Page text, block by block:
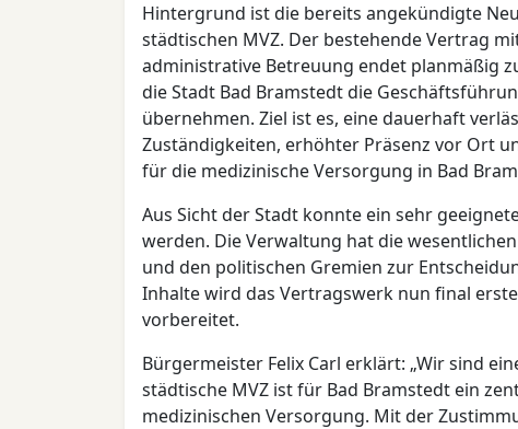
Hintergrund ist die bereits angekündigte
städtischen MVZ. Der bestehende Vertrag
administrative Betreuung endet planmäßig
die Stadt Bad Bramstedt die
übernehmen. Ziel ist es, eine dauerhaft
Zuständigkeiten, erhöhter Präsenz vor Ort
für die medizinische Versorgung in Bad
Aus Sicht der Stadt konnte ein sehr
werden. Die Verwaltung hat die
und den politischen Gremien zur
Inhalte wird das Vertragswerk nun final
vorbereitet.
Bürgermeister Felix Carl erklärt: „Wir sind
städtische MVZ ist für Bad Bramstedt ein
medizinischen Versorgung. Mit der